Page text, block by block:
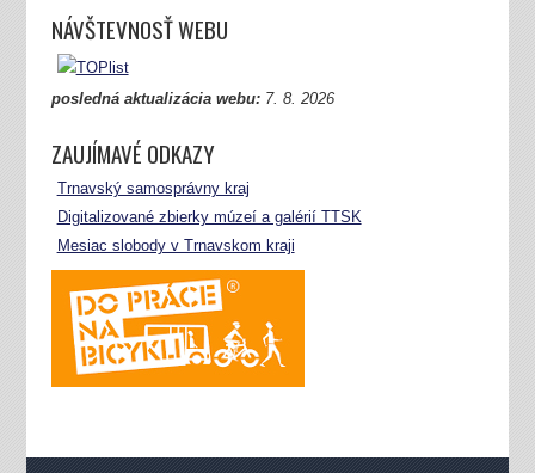
NÁVŠTEVNOSŤ WEBU
posledná aktualizácia webu:7. 8. 2026
ZAUJÍMAVÉ ODKAZY
Trnavský samosprávny kraj
Digitalizované zbierky múzeí a galérií TTSK
Mesiac slobody v Trnavskom kraji